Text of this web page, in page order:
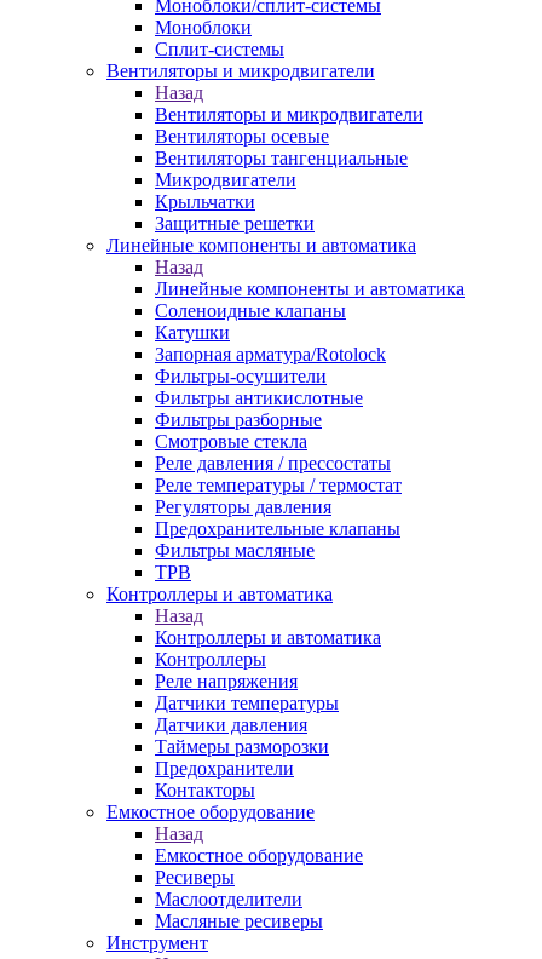
Моноблоки/сплит-системы
Моноблоки
Сплит-системы
Вентиляторы и микродвигатели
Назад
Вентиляторы и микродвигатели
Вентиляторы осевые
Вентиляторы тангенциальные
Микродвигатели
Крыльчатки
Защитные решетки
Линейные компоненты и автоматика
Назад
Линейные компоненты и автоматика
Соленоидные клапаны
Катушки
Запорная арматура/Rotolock
Фильтры-осушители
Фильтры антикислотные
Фильтры разборные
Смотровые стекла
Реле давления / прессостаты
Реле температуры / термостат
Регуляторы давления
Предохранительные клапаны
Фильтры масляные
ТРВ
Контроллеры и автоматика
Назад
Контроллеры и автоматика
Контроллеры
Реле напряжения
Датчики температуры
Датчики давления
Таймеры разморозки
Предохранители
Контакторы
Емкостное оборудование
Назад
Емкостное оборудование
Ресиверы
Маслоотделители
Масляные ресиверы
Инструмент